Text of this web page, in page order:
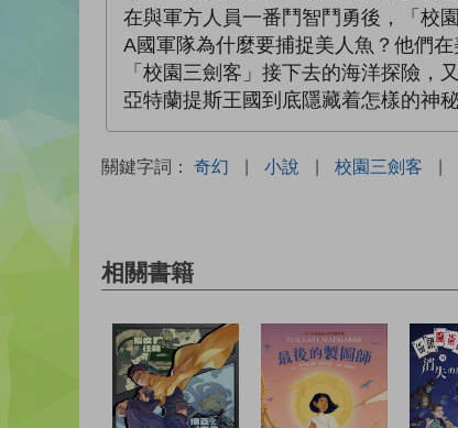
在與軍方人員一番鬥智鬥勇後，「校
A國軍隊為什麼要捕捉美人魚？他們
「校園三劍客」接下去的海洋探險，
亞特蘭提斯王國到底隱藏着怎樣的神
關鍵字詞： 奇幻 | 小說 | 校園三劍客 |
相關書籍